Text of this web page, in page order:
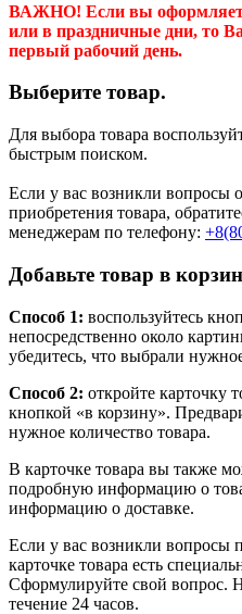
ВАЖНО! Если вы оформляете
или в праздничные дни, то
первый рабочий день.
Выберите товар.
Для выбора товара
быстрым поиском.
Если у вас возникли вопросы
приобретения товара,
менеджерам по телефону:
Добавьте товар в
Способ 1: воспользуйтесь
непосредственно около
убедитесь, что выбрали
Способ 2: откройте карточку
кнопкой «в корзину».
нужное количество товара.
В карточке товара вы также
подробную информацию о
информацию о доставке.
Если у вас возникли вопросы
карточке товара есть
Сформулируйте свой вопрос.
течение 24 часов.